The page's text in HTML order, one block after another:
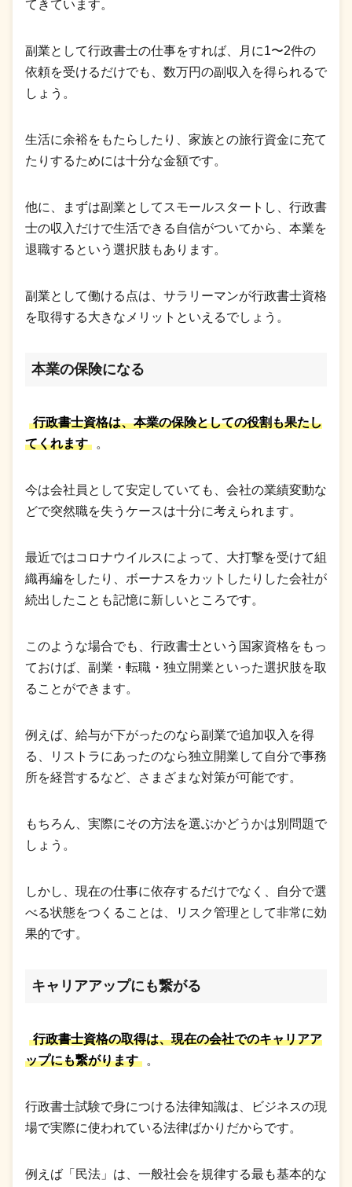
てきています。
副業として行政書士の仕事をすれば、月に1〜2件の
依頼を受けるだけでも、数万円の副収入を得られるで
しょう。
生活に余裕をもたらしたり、家族との旅行資金に充て
たりするためには十分な金額です。
他に、まずは副業としてスモールスタートし、行政書
士の収入だけで生活できる自信がついてから、本業を
退職するという選択肢もあります。
副業として働ける点は、サラリーマンが行政書士資格
を取得する大きなメリットといえるでしょう。
本業の保険になる
行政書士資格は、本業の保険としての役割も果たし
てくれます
。
今は会社員として安定していても、会社の業績変動な
どで突然職を失うケースは十分に考えられます。
最近ではコロナウイルスによって、大打撃を受けて組
織再編をしたり、ボーナスをカットしたりした会社が
続出したことも記憶に新しいところです。
このような場合でも、行政書士という国家資格をもっ
ておけば、副業・転職・独立開業といった選択肢を取
ることができます。
例えば、給与が下がったのなら副業で追加収入を得
る、リストラにあったのなら独立開業して自分で事務
所を経営するなど、さまざまな対策が可能です。
もちろん、実際にその方法を選ぶかどうかは別問題で
しょう。
しかし、現在の仕事に依存するだけでなく、自分で選
べる状態をつくることは、リスク管理として非常に効
果的です。
キャリアアップにも繋がる
行政書士資格の取得は、現在の会社でのキャリアア
ップにも繋がります
。
行政書士試験で身につける法律知識は、ビジネスの現
場で実際に使われている法律ばかりだからです。
例えば「民法」は、一般社会を規律する最も基本的な